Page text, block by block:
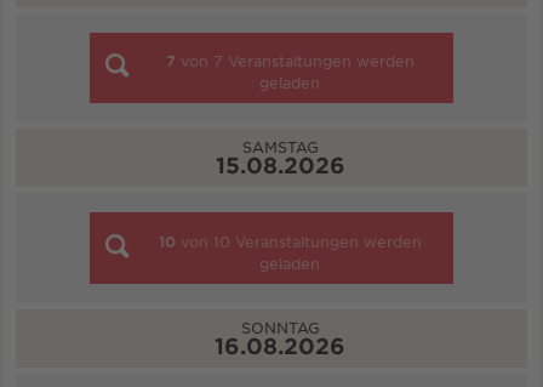
7 von 7 Veranstaltungen werden
geladen
SAMSTAG
15.08.2026
10 von 10 Veranstaltungen werden
geladen
SONNTAG
16.08.2026